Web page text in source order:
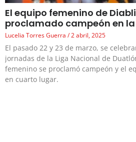
El equipo femenino de
proclamado campeón en
Lucelia Torres Guerra 2 abril, 2025
El pasado 22 y 23 de marzo, se
jornadas de la Liga Nacional de
femenino se proclamó campeón y el
en cuarto lugar.